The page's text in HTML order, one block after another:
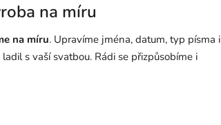
na míru
na míru. Upravíme jména, datum, typ písma i
s vaší svatbou. Rádi se přizpůsobíme i